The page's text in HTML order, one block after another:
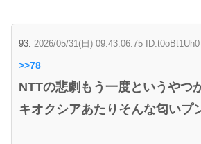
93: 2026/05/31(日) 09:43:06.75 ID:t0oBt1Uh0
>>78
NTTの悲劇もう一度というやつ
キオクシアあたりそんな匂いプ